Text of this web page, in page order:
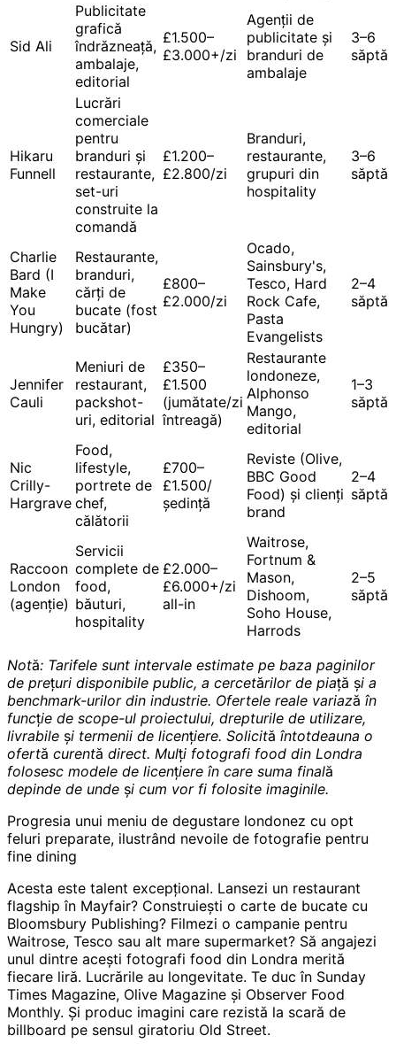
Sid Ali
Publicitate
grafică
îndrăzneață,
ambalaje,
editorial
£1.500–
£3.000+/zi
Agenții de
publicitate și
branduri de
ambalaje
3–6
Hikaru
Funnell
Lucrări
comerciale
pentru
branduri și
restaurante,
set-uri
construite la
comandă
£1.200–
£2.800/zi
Branduri,
restaurante,
grupuri din
hospitality
3–6
Charlie
Bard (I
Make
You
Hungry)
Restaurante,
branduri,
cărți de
bucate (fost
bucătar)
£800–
£2.000/zi
Ocado,
Sainsbury's,
Tesco, Hard
Rock Cafe,
Pasta
Evangelists
2–4
Jennifer
Cauli
Meniuri de
restaurant,
packshot-
uri, editorial
£350–
£1.500
(jumătate/zi
întreagă)
Restaurante
londoneze,
Alphonso
Mango,
editorial
1–3
Nic
Crilly-
Hargrave
Food,
lifestyle,
portrete de
chef,
călătorii
£700–
£1.500/
ședință
Reviste (Olive,
BBC Good
Food) și clienți
brand
2–4
Raccoon
London
(agenție)
Servicii
complete de
food,
băuturi,
hospitality
£2.000–
£6.000+/zi
all-in
Waitrose,
Fortnum &
Mason,
Dishoom,
Soho House,
Harrods
2–5
Notă: Tarifele sunt intervale estimate pe baza paginilor
de prețuri disponibile public, a cercetărilor de piață și a
benchmark-urilor din industrie. Ofertele reale variază în
funcție de scope-ul proiectului, drepturile de utilizare,
livrabile și termenii de licențiere. Solicită întotdeauna o
ofertă curentă direct. Mulți fotografi food din Londra
folosesc modele de licențiere în care suma finală
depinde de unde și cum vor fi folosite imaginile.
Progresia unui meniu de degustare londonez cu opt
feluri preparate, ilustrând nevoile de fotografie pentru
fine dining
Acesta este talent excepțional. Lansezi un restaurant
flagship în Mayfair? Construiești o carte de bucate cu
Bloomsbury Publishing? Filmezi o campanie pentru
Waitrose, Tesco sau alt mare supermarket? Să angajezi
unul dintre acești fotografi food din Londra merită
fiecare liră. Lucrările au longevitate. Te duc în Sunday
Times Magazine, Olive Magazine și Observer Food
Monthly. Și produc imagini care rezistă la scară de
billboard pe sensul giratoriu Old Street.